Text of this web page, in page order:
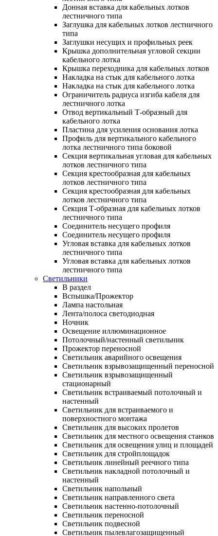
Донная вставка для кабельных лотков
лестничного типа
Заглушка для кабельных лотков лестничного
типа
Заглушки несущих и профильных реек
Крышка дополнительная угловой секции
кабельного лотка
Крышка переходника для кабельных лотков
Накладка на стык для кабельного лотка
Накладка на стык для кабельного лотка
Ограничитель радиуса изгиба кабеля для
лестничного лотка
Отвод вертикальный Т-образный для
кабельного лотка
Пластина для усиления основания лотка
Профиль для вертикального кабельного
лотка лестничного типа боковой
Секция вертикальная угловая для кабельных
лотков лестничного типа
Секция крестообразная для кабельных
лотков лестничного типа
Секция крестообразная для кабельных
лотков лестничного типа
Секция Т-образная для кабельных лотков
лестничного типа
Соединитель несущего профиля
Соединитель несущего профиля
Угловая вставка для кабельных лотков
лестничного типа
Угловая вставка для кабельных лотков
лестничного типа
Светильники
В раздел
Вспышка/Прожектор
Лампа настольная
Лента/полоса светодиодная
Ночник
Освещение иллюминационное
Потолочный/настенный светильник
Прожектор переносной
Светильник аварийного освещения
Светильник взрывозащищенный переносной
Светильник взрывозащищенный
стационарный
Светильник встраиваемый потолочный и
настенный
Светильник для встраиваемого и
поверхностного монтажа
Светильник для высоких пролетов
Светильник для местного освещения станков
Светильник для освещения улиц и площадей
Светильник для стройплощадок
Светильник линейный реечного типа
Светильник накладной потолочный и
настенный
Светильник напольный
Светильник направленного света
Светильник настенно-потолочный
Светильник переносной
Светильник подвесной
Светильник пылевлагозащищенный